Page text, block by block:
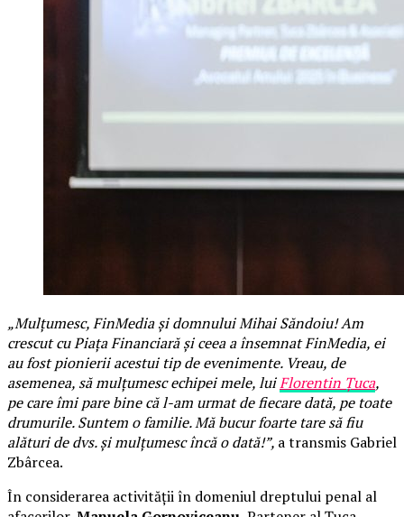
„Mulțumesc, FinMedia și domnului Mihai Săndoiu! Am
crescut cu Piața Financiară și ceea a însemnat FinMedia, ei
au fost pionierii acestui tip de evenimente. Vreau, de
asemenea, să mulțumesc echipei mele, luiFlorentin Țuca,
pe care îmi pare bine că l-am urmat de fiecare dată, pe toate
drumurile. Suntem o familie. Mă bucur foarte tare să fiu
alături de dvs. și mulțumesc încă o dată!”, a transmis Gabriel
Zbârcea.
În considerarea activității în domeniul dreptului penal al